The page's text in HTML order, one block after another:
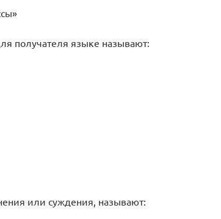
получателя языке называют:
или суждения, называют: